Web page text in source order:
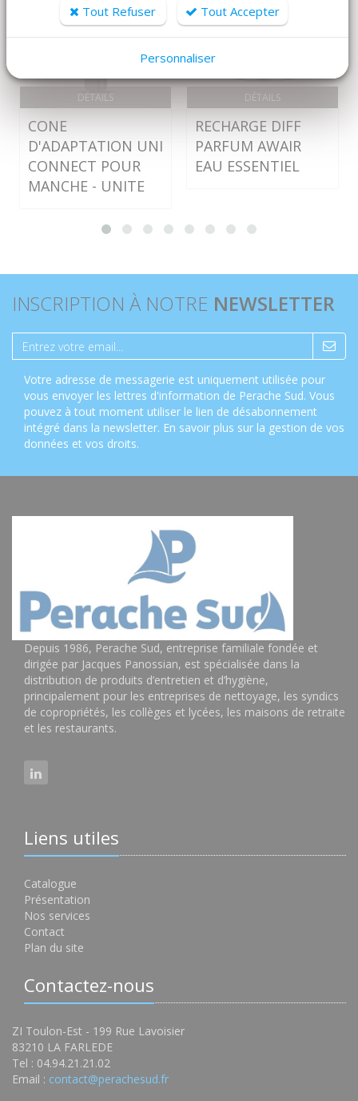
DÉTAILS
CONE
D'ADAPTATION UNI
CONNECT POUR
MANCHE - UNITE
DÉTAILS
RECHARGE DIFF
PARFUM AWAIR
EAU ESSENTIEL
INSCRIPTION À NOTRE NEWSLETTER
Votre adresse de messagerie est uniquement utilisée pour
vous envoyer les lettres d'information de Perache Sud. Vous
pouvez à tout moment utiliser le lien de désabonnement
intégré dans la newsletter. En savoir plus sur la gestion de vos
données et vos droits.
Depuis 1986, Perache Sud, entreprise familiale fondée et
dirigée par Jacques Panossian, est spécialisée dans la
distribution de produits d’entretien et d’hygiène,
principalement pour les entreprises de nettoyage, les syndics
de copropriétés, les collèges et lycées, les maisons de retraite
et les restaurants.
Liens utiles
Catalogue
Présentation
Nos services
Contact
Plan du site
Contactez-nous
ZI Toulon-Est - 199 Rue Lavoisier
83210 LA FARLEDE
Tel : 04.94.21.21.02
Email : contact@perachesud.fr
Tout Refuser Tout Accepter
Personnaliser